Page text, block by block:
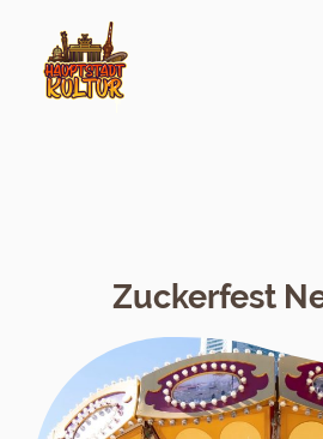
Zuckerfest